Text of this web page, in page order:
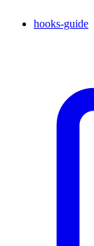
hooks-guide